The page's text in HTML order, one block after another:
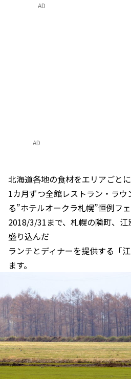
AD
北海道各地の食材をエリアごとに
1カ月ずつ全館レストラン・ラ
る”ホテルオークラ札幌”恒例フェ
2018/3/31まで、札幌の隣町、
盛り込んだ
ランチとディナーを提供する「
ます。
AD